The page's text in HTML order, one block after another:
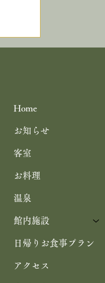
Home
お知らせ
客室
お料理
温泉
館内施設
日帰りお食事プラン
アクセス